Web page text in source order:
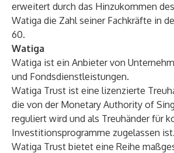
erweitert durch das Hinzukommen
Watiga die Zahl seiner Fachkräfte in
60.
Watiga
Watiga ist ein Anbieter von
und Fondsdienstleistungen.
Watiga Trust ist eine lizenzierte
die von der Monetary Authority of
reguliert wird und als Treuhänder für
Investitionsprogramme zugelassen ist.
Watiga Trust bietet eine Reihe